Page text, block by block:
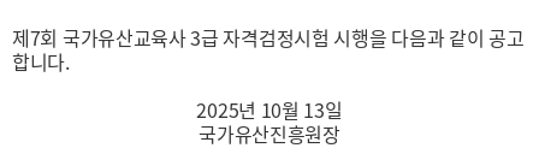
제7회 국가유산교육사 3급 자격검정시험 시행을 다음과 같이 공고
합니다.
2025년 10월 13일
국가유산진흥원장